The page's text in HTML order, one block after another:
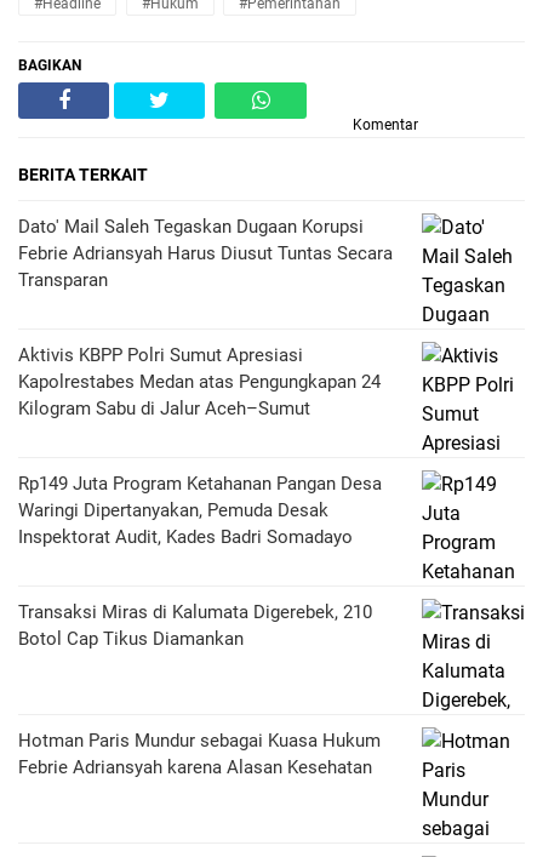
#Headline #Hukum #Pemerintahan
BAGIKAN
Komentar
BERITA TERKAIT
Dato' Mail Saleh Tegaskan Dugaan Korupsi
Febrie Adriansyah Harus Diusut Tuntas Secara
Transparan
Aktivis KBPP Polri Sumut Apresiasi
Kapolrestabes Medan atas Pengungkapan 24
Kilogram Sabu di Jalur Aceh–Sumut
Rp149 Juta Program Ketahanan Pangan Desa
Waringi Dipertanyakan, Pemuda Desak
Inspektorat Audit, Kades Badri Somadayo
Transaksi Miras di Kalumata Digerebek, 210
Botol Cap Tikus Diamankan
Hotman Paris Mundur sebagai Kuasa Hukum
Febrie Adriansyah karena Alasan Kesehatan